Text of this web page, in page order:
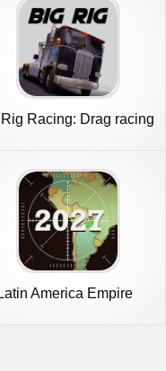
Racing: Drag racing
Latin America Empire